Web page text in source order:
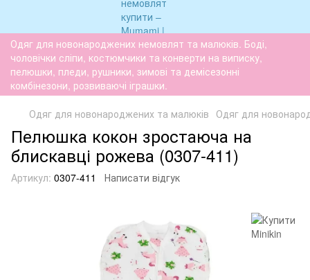
Одяг для новонароджених немовлят та малюків. Боді,
чоловічки сліпи, костюмчики та конверти на виписку,
пелюшки, пледи, рушники, зимові та демісезонні
комбінезони, розвиваючі іграшки.
Одяг для новонароджених та малюків Одяг для
Пелюшка кокон зростаюча на
блискавці рожева (0307-411)
Артикул: 0307-411 Написати відгук